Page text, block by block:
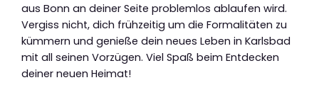
aus Bonn an deiner Seite problemlos ablaufen wird.
Vergiss nicht, dich frühzeitig um die Formalitäten zu
kümmern und genieße dein neues Leben in Karlsbad
mit all seinen Vorzügen. Viel Spaß beim Entdecken
deiner neuen Heimat!